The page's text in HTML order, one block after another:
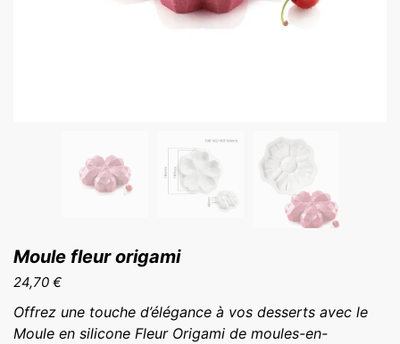
Moule fleur origami
24,70 €
Offrez une touche d’élégance à vos desserts avec le
Moule en silicone Fleur Origami de moules-en-